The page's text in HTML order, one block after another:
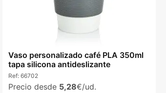
Vaso personalizado café PLA 350ml
tapa silicona antideslizante
Ref: 66702
Precio desde 5,28€/ud.